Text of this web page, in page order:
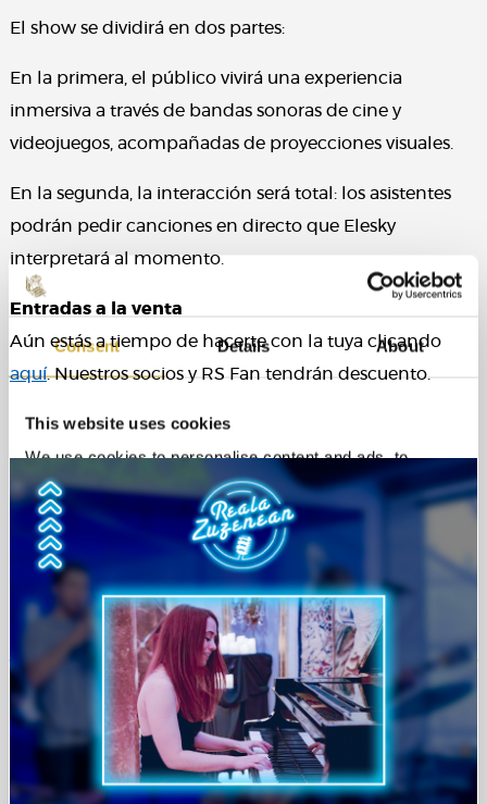
Consent Details About
This website uses cookies
We use cookies to personalise content and ads, to
provide social media features and to analyse our traffic.
We also share information about your use of our site with
our social media, advertising and analytics partners who
may combine it with other information that you’ve
provided to them or that they’ve collected from your use
of their services.
Consent
Selection
Necessary
Preferences
El show se dividirá en dos partes:
En la primera, el público vivirá una experiencia
inmersiva a través de bandas sonoras de cine y
videojuegos, acompañadas de proyecciones visuales.
En la segunda, la interacción será total: los asistentes
podrán pedir canciones en directo que Elesky
interpretará al momento.
Entradas a la venta
Aún estás a tiempo de hacerte con la tuya clicando
aquí. Nuestros socios y RS Fan tendrán descuento.